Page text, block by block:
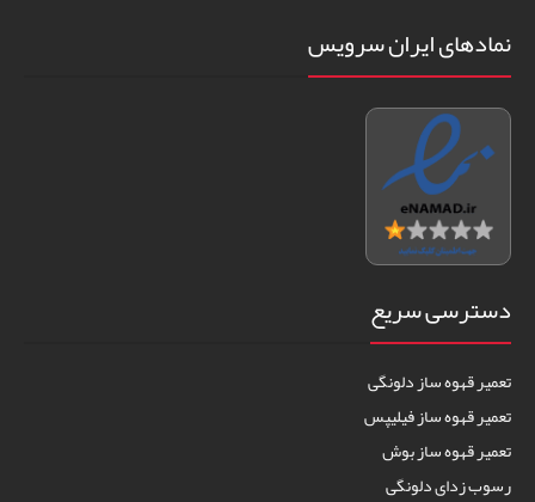
نمادهای ایران سرویس
دسترسی سریع
تعمیر قهوه ساز دلونگی
تعمیر قهوه ساز فیلیپس
تعمیر قهوه ساز بوش
رسوب زدای دلونگی